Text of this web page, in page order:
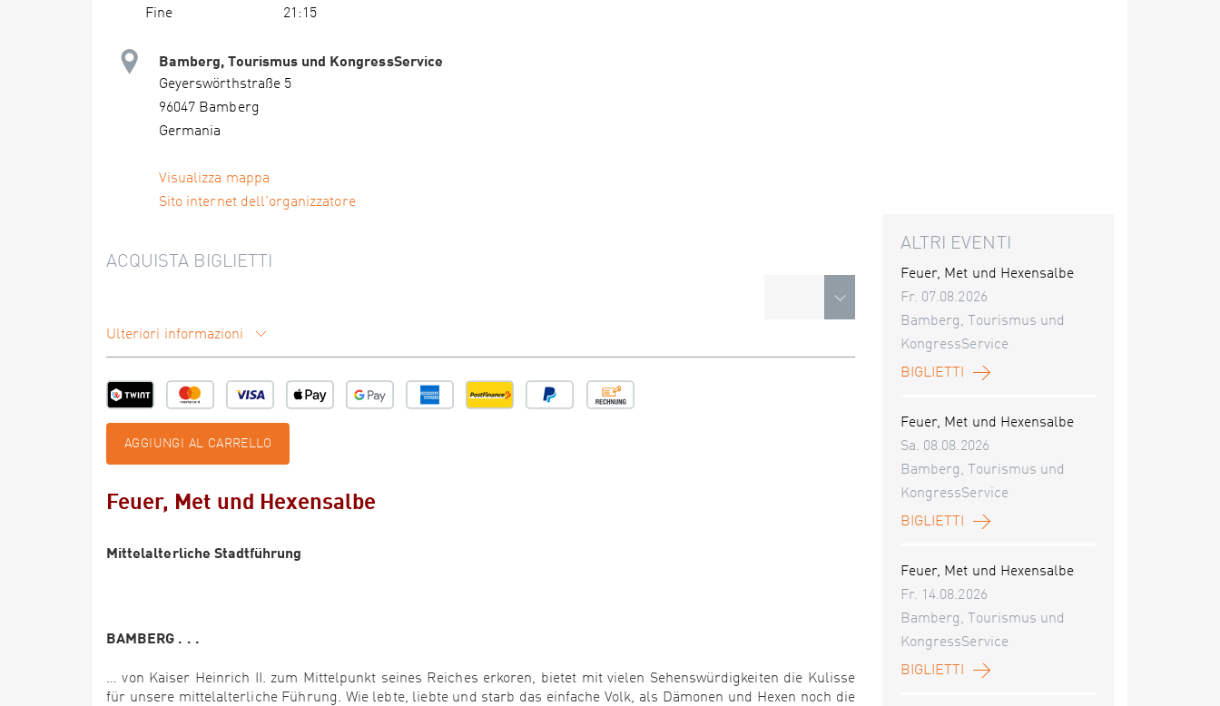
Fine
21:15
Bamberg, Tourismus und KongressService
Geyerswörthstraße 5
96047 Bamberg
Germania
Visualizza mappa
Sito internet dell'organizzatore
ACQUISTA BIGLIETTI
Ulteriori informazioni
AGGIUNGI AL CARRELLO
Feuer, Met und Hexensalbe
Mittelalterliche Stadtführung
BAMBERG . . .
… von Kaiser Heinrich II. zum Mittelpunkt seines Reiches erkoren, bietet mit vielen Sehenswürdigkeiten die Kulisse
für unsere mittelalterliche Führung. Wie lebte, liebte und starb das einfache Volk, als Dämonen und Hexen noch die
ALTRI EVENTI
Feuer, Met und Hexensalbe
Fr. 07.08.2026
Bamberg, Tourismus und
KongressService
BIGLIETTI
Feuer, Met und Hexensalbe
Sa. 08.08.2026
Bamberg, Tourismus und
KongressService
BIGLIETTI
Feuer, Met und Hexensalbe
Fr. 14.08.2026
Bamberg, Tourismus und
KongressService
BIGLIETTI